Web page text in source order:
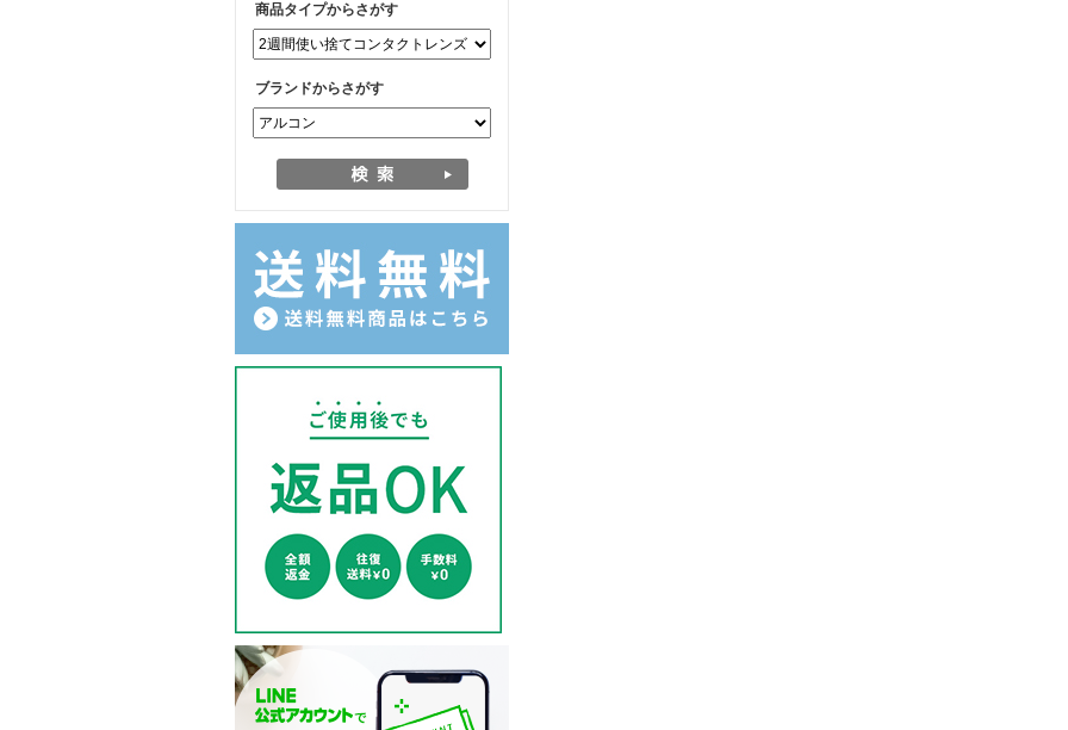
商品タイプからさがす
ブランドからさがす